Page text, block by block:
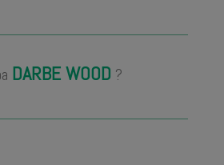
DARBE WOOD ?